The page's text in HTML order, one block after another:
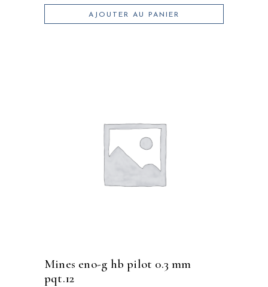
AJOUTER AU PANIER
mines eno-g hb pilot 0.3 mm
pqt.12